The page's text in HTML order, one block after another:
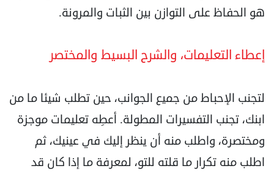
هو الحفاظ على التوازن بين الثبات والمرونة.
إعطاء التعليمات، والشرح البسيط والمختصر
لتجنب الإحباط من جميع الجوانب، حين تطلب شيئا ما من
ابنك، تجنب التفسيرات المطولة. أعطِه تعليمات موجزة
ومختصرة، واطلب منه أن ينظر إليك في عينيك، ثم
اطلب منه تكرار ما قلته للتو، لمعرفة ما إذا كان قد